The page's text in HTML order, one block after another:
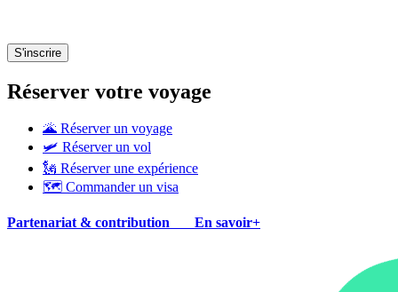
Réserver votre voyage
🌋 Réserver un voyage
🛩 Réserver un vol
🗽 Réserver une expérience
🗺 Commander un visa
Partenariat & contribution En savoir+